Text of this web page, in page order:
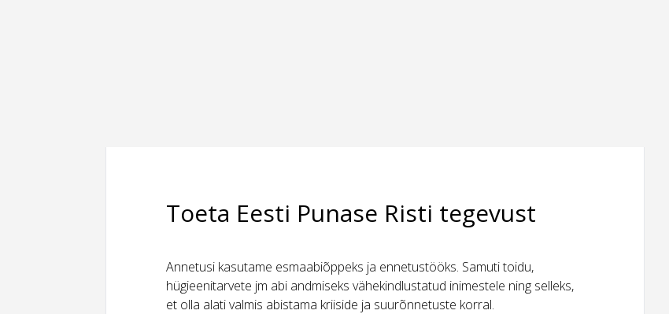
Toeta Eesti Punase Risti tegevust
Annetusi kasutame esmaabiõppeks ja ennetustööks. Samuti toidu,
hügieenitarvete jm abi andmiseks vähekindlustatud inimestele ning selleks,
et olla alati valmis abistama kriiside ja suurõnnetuste korral.